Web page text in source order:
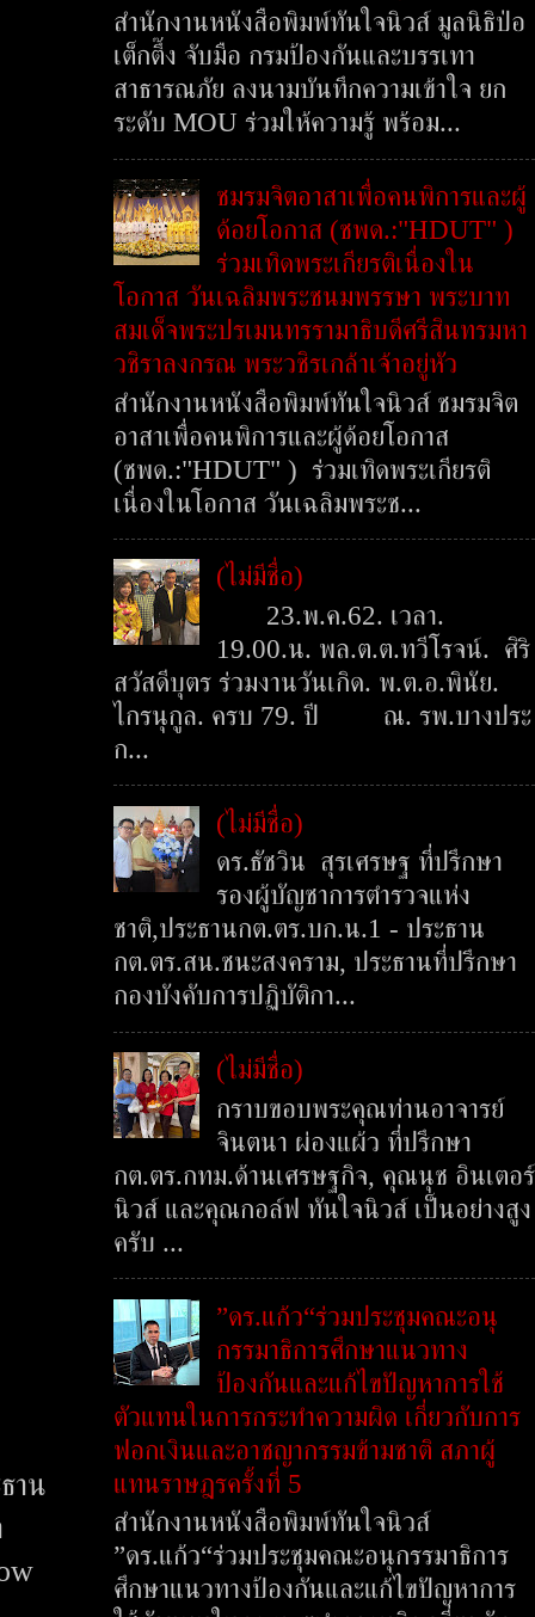
าน
สำนักงานหนังสือพิมพ์ทันใจนิวส์ มูลนิธิป่อ
เต็กตึ๊ง จับมือ กรมป้องกันและบรรเทา
สาธารณภัย ลงนามบันทึกความเข้าใจ ยก
ระดับ MOU ร่วมให้ความรู้ พร้อม...
ชมรมจิตอาสาเพื่อคนพิการและผู้
ด้อยโอกาส (ชพด.:"HDUT" )
ร่วมเทิดพระเกียรติเนื่องใน
โอกาส วันเฉลิมพระชนมพรรษา พระบาท
สมเด็จพระปรเมนทรรามาธิบดีศรีสินทรมหา
วชิราลงกรณ พระวชิรเกล้าเจ้าอยู่หัว
สำนักงานหนังสือพิมพ์ทันใจนิวส์ ชมรมจิต
อาสาเพื่อคนพิการและผู้ด้อยโอกาส
(ชพด.:"HDUT" ) ร่วมเทิดพระเกียรติ
เนื่องในโอกาส วันเฉลิมพระช...
(ไม่มีชื่อ)
23.พ.ค.62. เวลา.
19.00.น. พล.ต.ต.ทวีโรจน์. ศิริ
สวัสดีบุตร ร่วมงานวันเกิด. พ.ต.อ.พินัย.
ไกรนุกูล. ครบ 79. ปี ณ. รพ.บางประ
ก...
(ไม่มีชื่อ)
ดร.ธัชวิน สุรเศรษฐ ที่ปรึกษา
รองผู้บัญชาการตำรวจแห่ง
ชาติ,ประธานกต.ตร.บก.น.1 - ประธาน
กต.ตร.สน.ชนะสงคราม, ประธานที่ปรึกษา
กองบังคับการปฏิบัติกา...
(ไม่มีชื่อ)
กราบขอบพระคุณท่านอาจารย์
จินตนา ผ่องแผ้ว ที่ปรึกษา
กต.ตร.กทม.ด้านเศรษฐกิจ, คุณนุช อินเตอร์
นิวส์ และคุณกอล์ฟ ทันใจนิวส์ เป็นอย่างสูง
ครับ ...
”ดร.แก้ว“ร่วมประชุมคณะอนุ
กรรมาธิการศึกษาแนวทาง
ป้องกันและแก้ไขปัญหาการใช้
ตัวแทนในการกระทำความผิด เกี่ยวกับการ
ฟอกเงินและอาชญากรรมข้ามชาติ สภาผู้
แทนราษฎรครั้งที่ 5
สำนักงานหนังสือพิมพ์ทันใจนิวส์
”ดร.แก้ว“ร่วมประชุมคณะอนุกรรมาธิการ
ศึกษาแนวทางป้องกันและแก้ไขปัญหาการ